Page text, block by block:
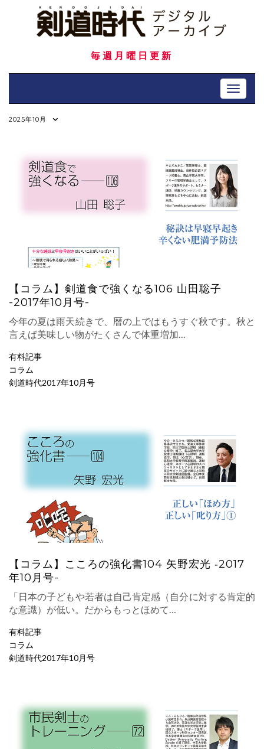
毎週月曜日更新
Toggle
2025年10月
【コラム】剣道食で強くなる106 山田聡子
-2017年10月号-
今年の夏は雨天続きで、暦の上ではもうすぐ秋です。秋と
言えば美味しい物がたくさんで体重増加…
有料記事
コラム
剣道時代2017年10月号
【コラム】こころの強化書104 矢野宏光 ‐2017
年10月号-
「日本の子どもや若者は自己肯定感（自分に対する肯定的
な意識）が低い。だからもっとほめて…
有料記事
コラム
剣道時代2017年10月号